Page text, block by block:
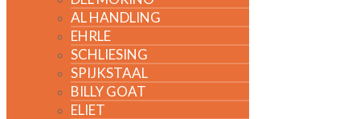
AL HANDLING
EHRLE
SCHLIESING
SPIJKSTAAL
BILLY GOAT
ELIET